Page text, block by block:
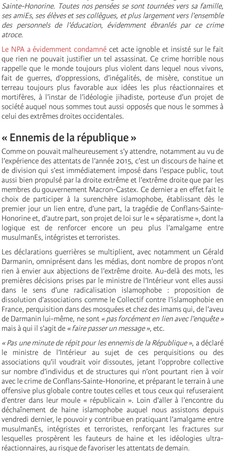
Sainte-Honorine. Toutes nos pensées se sont tournées vers sa famille,
ses amiEs, ses élèves et ses collègues, et plus largement vers l’ensemble
des personnels de l’éducation, évidemment ébranlés par ce crime
atroce.
Le NPA a évidemment condamné cet acte ignoble et insisté sur le fait
que rien ne pouvait justifier un tel assassinat. Ce crime horrible nous
rappelle que le monde toujours plus violent dans lequel nous vivons,
fait de guerres, d’oppressions, d’inégalités, de misère, constitue un
terreau toujours plus favorable aux idées les plus réactionnaires et
mortifères, à l’instar de l’idéologie jihadiste, porteuse d’un projet de
société auquel nous sommes tout aussi opposés que nous le sommes à
celui des extrêmes droites occidentales.
« Ennemis de la république »
Comme on pouvait malheureusement s’y attendre, notamment au vu de
l’expérience des attentats de l’année 2015, c’est un discours de haine et
de division qui s’est immédiatement imposé dans l’espace public, tout
aussi bien propulsé par la droite extrême et l’extrême droite que par les
membres du gouvernement Macron-Castex. Ce dernier a en effet fait le
choix de participer à la surenchère islamophobe, établissant dès le
premier jour un lien entre, d’une part, la tragédie de Conflans-Sainte-
Honorine et, d’autre part, son projet de loi sur le « séparatisme », dont la
logique est de renforcer encore un peu plus l’amalgame entre
musulmanEs, intégristes et terroristes.
Les déclarations guerrières se multiplient, avec notamment un Gérald
Darmanin, omniprésent dans les médias, dont nombre de propos n’ont
rien à envier aux abjections de l’extrême droite. Au-delà des mots, les
premières décisions prises par le ministre de l’Intérieur vont elles aussi
dans le sens d’une radicalisation islamophobe : proposition de
dissolution d’associations comme le Collectif contre l’islamophobie en
France, perquisition dans des mosquées et chez des imams qui, de l’aveu
de Darmanin lui-même, ne sont « pas forcément en lien avec l’enquête »
mais à qui il s’agit de « faire passer un message », etc.
« Pas une minute de répit pour les ennemis de la République », a déclaré
le ministre de l’Intérieur au sujet de ces perquisitions ou des
associations qu’il voudrait voir dissoutes, jetant l’opprobre collective
sur nombre d’individus et de structures qui n’ont pourtant rien à voir
avec le crime de Conflans-Sainte-Honorine, et préparant le terrain à une
offensive plus globale contre toutes celles et tous ceux qui refuseraient
d’entrer dans leur moule « républicain ». Loin d’aller à l’encontre du
déchaînement de haine islamophobe auquel nous assistons depuis
vendredi dernier, le pouvoir y contribue en pratiquant l’amalgame entre
musulmanEs, intégristes et terroristes, renforçant les fractures sur
lesquelles prospèrent les fauteurs de haine et les idéologies ultra-
réactionnaires, au risque de favoriser les attentats de demain.